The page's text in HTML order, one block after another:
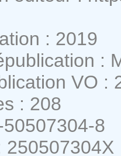
: 2019
:
VO :
: 208
8
250507304X